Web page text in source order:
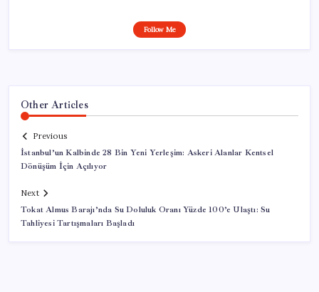
Follow Me
Other Articles
Previous
İstanbul’un Kalbinde 28 Bin Yeni Yerleşim: Askeri Alanlar Kentsel
Dönüşüm İçin Açılıyor
Next
Tokat Almus Barajı’nda Su Doluluk Oranı Yüzde 100’e Ulaştı: Su
Tahliyesi Tartışmaları Başladı